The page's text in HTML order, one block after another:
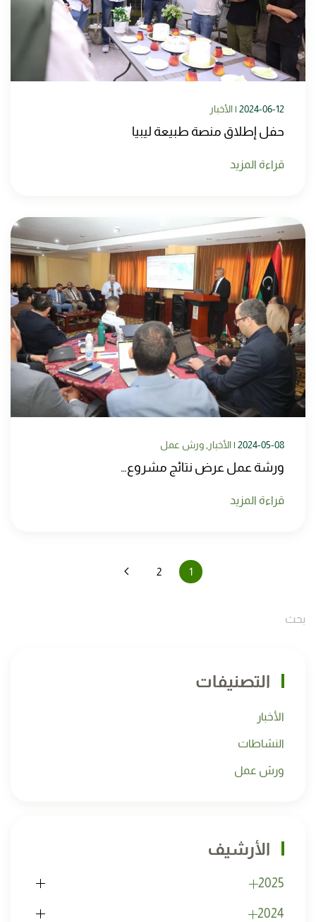
2024-06-12
| الأخبار
حفل إطلاق منصة طبيعة ليبيا
قراءة المزيد
2024-05-08
| الأخبار ورش عمل
ورشة عمل عرض نتائج مشروع…
قراءة المزيد
1
2
التصنيفات
الأخبار
النشاطات
ورش عمل
الأرشيف
2025
2024